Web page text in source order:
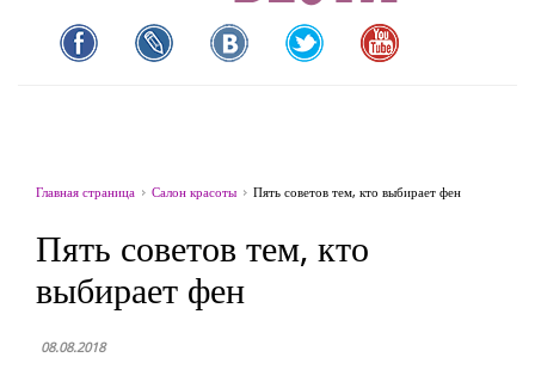
Главная страница Салон красоты Пять советов тем, кто выбирает фен
Пять советов тем, кто
выбирает фен
08.08.2018